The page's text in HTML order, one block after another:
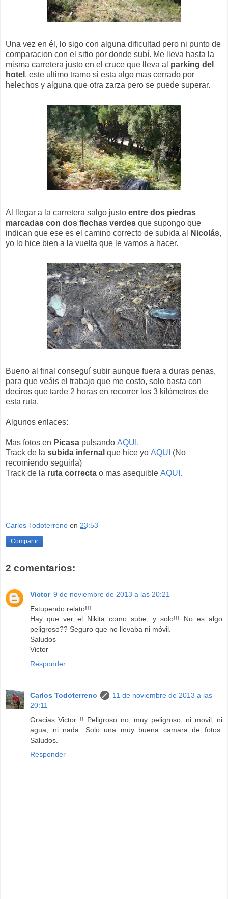
Una vez en él, lo sigo con alguna dificultad pero ni punto de
comparacion con el sitio por donde subí. Me lleva hasta la
misma carretera justo en el cruce que lleva al parking del
hotel , este ultimo tramo si esta algo mas cerrado por
helechos y alguna que otra zarza pero se puede superar.
Al llegar a la carretera salgo justo entre dos piedras
marcadas con dos flechas verdes que supongo que
indican que ese es el camino correcto de subida al
Nicolás,
yo lo hice bien a la vuelta que le vamos a hacer.
Bueno al final conseguí subir aunque fuera a duras penas,
para que veáis el trabajo que me costo, solo basta con
deciros que tarde 2 horas en recorrer los 3 kilómetros de
esta ruta.
Algunos enlaces:
Mas fotos en Picasa pulsando AQUI.
Track de la subida infernal que hice yo AQUI (No
recomiendo seguirla)
Track de la ruta correcta o mas asequible AQUI.
Carlos Todoterreno en 23:53
Compartir
2 comentarios:
Victor 9 de noviembre de 2013 a las 20:21
Estupendo relato!!!
Hay que ver el Nikita como sube, y solo!!! No es algo
peligroso?? Seguro que no llevaba ni móvil.
Saludos
Victor
Responder
Carlos Todoterreno
11 de noviembre de 2013 a las
20:11
Gracias Victor !! Peligroso no, muy peligroso, ni movil, ni
agua, ni nada. Solo una muy buena camara de fotos.
Saludos.
Responder